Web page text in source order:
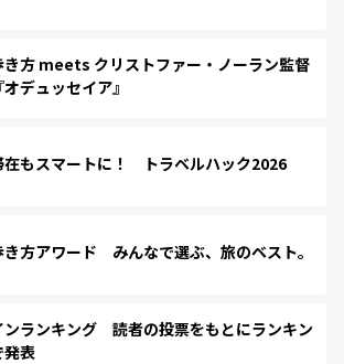
き方 meets クリストファー・ノーラン監督
デュッセイア』
在もスマートに！ トラベルハック2026
方アワード みんなで選ぶ、旅のベスト。
ンランキング 読者の投票をもとにランキン
発表